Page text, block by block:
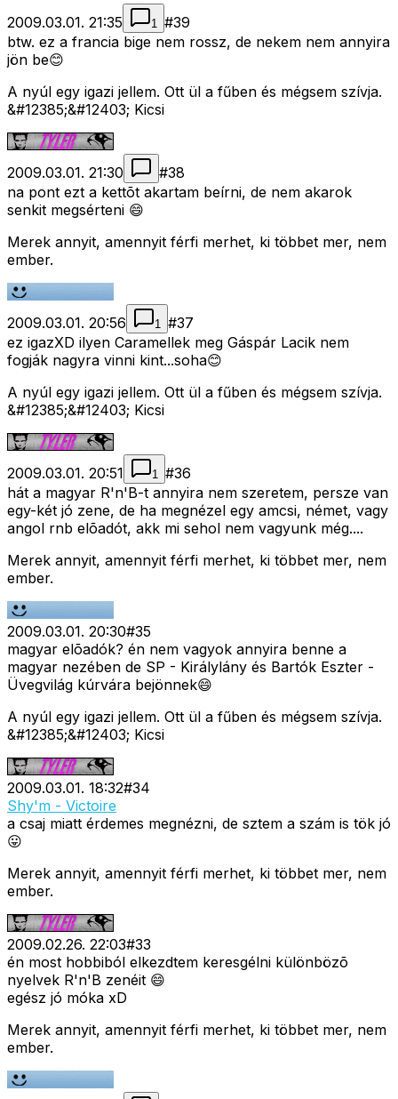
2009.03.01. 21:35 1 #39
btw. ez a francia bige nem rossz, de nekem nem annyira
jön be😊
A nyúl egy igazi jellem. Ott ül a fűben és mégsem szívja.
&#12385;&#12403; Kicsi
2009.03.01. 21:30 #38
na pont ezt a kettõt akartam beírni, de nem akarok
senkit megsérteni 😄
Merek annyit, amennyit férfi merhet, ki többet mer, nem
ember.
2009.03.01. 20:56 1 #37
ez igazXD ilyen Caramellek meg Gáspár Lacik nem
fogják nagyra vinni kint...soha😊
A nyúl egy igazi jellem. Ott ül a fűben és mégsem szívja.
&#12385;&#12403; Kicsi
2009.03.01. 20:51 1 #36
hát a magyar R'n'B-t annyira nem szeretem, persze van
egy-két jó zene, de ha megnézel egy amcsi, német, vagy
angol rnb elõadót, akk mi sehol nem vagyunk még....
Merek annyit, amennyit férfi merhet, ki többet mer, nem
ember.
2009.03.01. 20:30#35
magyar elõadók? én nem vagyok annyira benne a
magyar nezében de SP - Királylány és Bartók Eszter -
Üvegvilág kúrvára bejönnek😄
A nyúl egy igazi jellem. Ott ül a fűben és mégsem szívja.
&#12385;&#12403; Kicsi
2009.03.01. 18:32#34
Shy'm - Victoire
a csaj miatt érdemes megnézni, de sztem a szám is tök jó
😛
Merek annyit, amennyit férfi merhet, ki többet mer, nem
ember.
2009.02.26. 22:03#33
én most hobbiból elkezdtem keresgélni különbözõ
nyelvek R'n'B zenéit 😄
egész jó móka xD
Merek annyit, amennyit férfi merhet, ki többet mer, nem
ember.